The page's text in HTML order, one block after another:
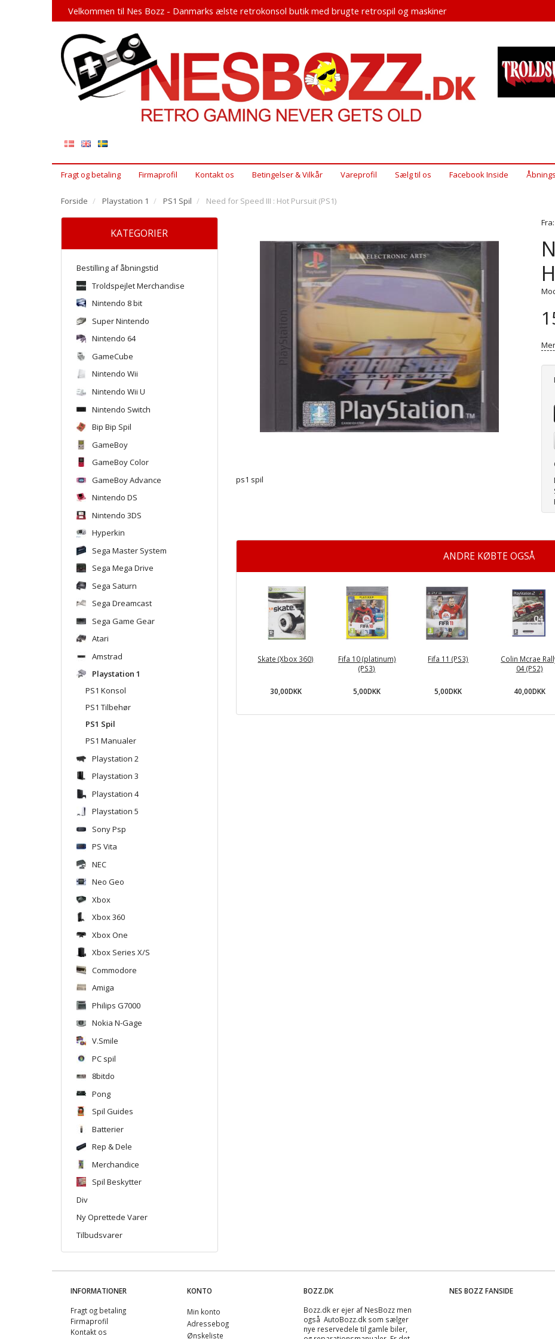
Velkommen til Nes Bozz - Danmarks ælste retrokonsol butik med brugte retrospil og maskiner
Fragt og betaling Firmaprofil Kontakt os Betingelser & Vilkår Vareprofil Sælg til os Facebook Inside
Forside Playstation 1 PS1 Spil Need for Speed III : Hot Pursuit (PS1)
KATEGORIER
Bestilling af åbningstid
Troldspejlet Merchandise
Nintendo 8 bit
Super Nintendo
Nintendo 64
GameCube
Nintendo Wii
Nintendo Wii U
Nintendo Switch
Bip Bip Spil
GameBoy
GameBoy Color
GameBoy Advance
Nintendo DS
Nintendo 3DS
Hyperkin
Sega Master System
Sega Mega Drive
Sega Saturn
Sega Dreamcast
Sega Game Gear
Atari
Amstrad
Playstation 1
PS1 Konsol
PS1 Tilbehør
PS1 Spil
PS1 Manualer
Playstation 2
Playstation 3
Playstation 4
Playstation 5
Sony Psp
PS Vita
NEC
Neo Geo
Xbox
Xbox 360
Xbox One
Xbox Series X/S
Commodore
Amiga
Philips G7000
Nokia N-Gage
V.Smile
PC spil
8bitdo
Pong
Spil Guides
Batterier
Rep & Dele
Merchandice
Spil Beskytter
Div
Ny Oprettede Varer
Tilbudsvarer
ps1 spil
Fra:
ANDRE KØBTE OGSÅ
Skate (Xbox 360)
30,00DKK
Fifa 10 (platinum)
(PS3)
5,00DKK
Fifa 11 (PS3)
5,00DKK
Colin Mcrae
04 (PS2)
40,00DKK
INFORMATIONER
Fragt og betaling
Firmaprofil
Kontakt os
KONTO
Min konto
Adressebog
Ønskeliste
BOZZ.DK
Bozz.dk er ejer af NesBozz men
også AutoBozz.dk som sælger
nye reservedele til gamle biler,
NES BOZZ FANSIDE